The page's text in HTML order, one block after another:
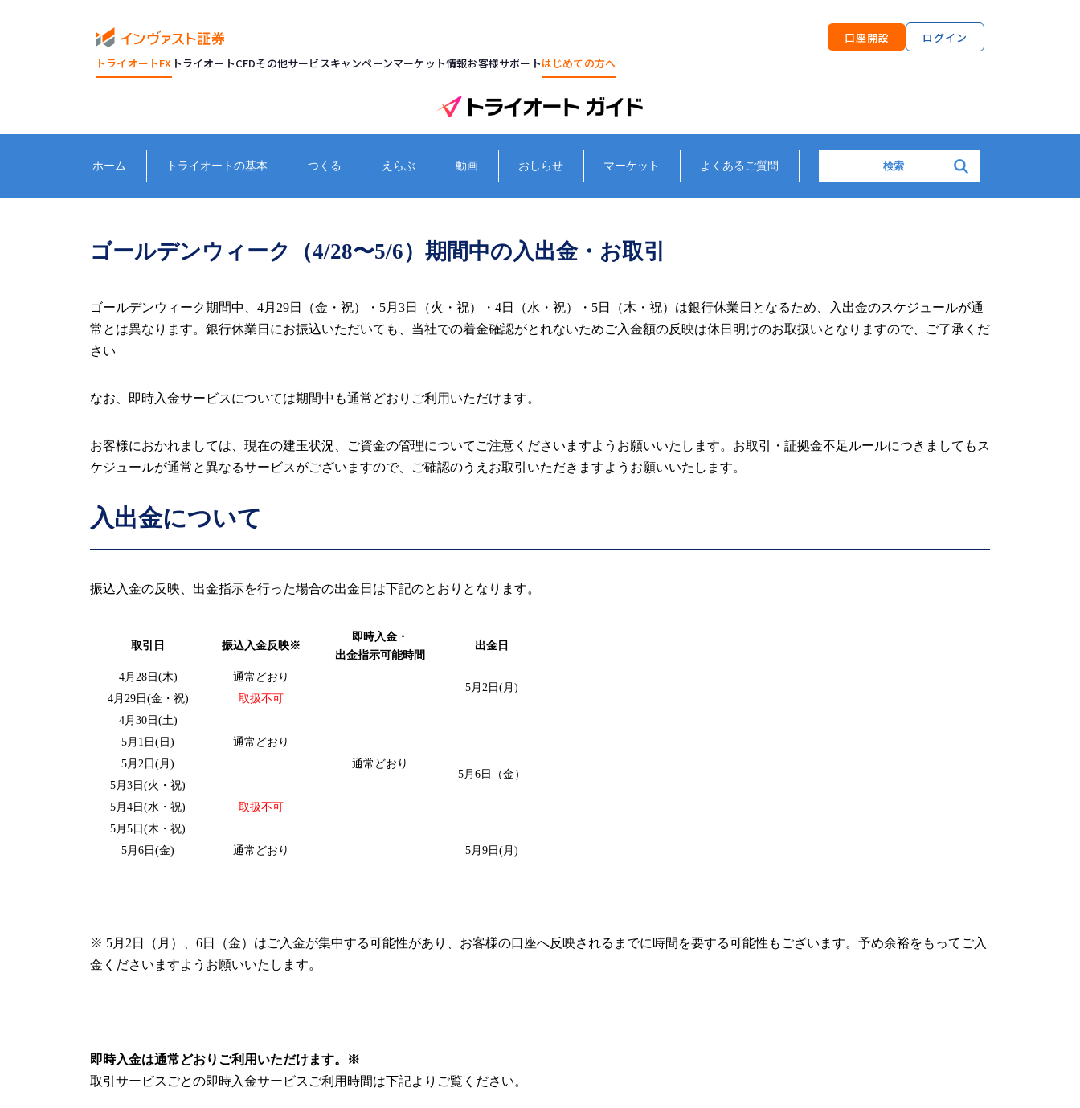
口座開設
ログイン
トライオートFX トライオートCFDその他サービスキャンペーンマーケット情報お客様サポートはじめての方へ
ホーム トライオートの基本 つくる えらぶ 動画 おしらせ マーケット よくあるご質問
ゴールデンウィーク（4/28〜5/6）期間中の入出金・お取引
ゴールデンウィーク期間中、4月29日（金・祝）・5月3日（火・祝）・4日（水・祝）・5日（木・祝）は銀行休業日となるため、入出金のスケジュールが通
常とは異なります。銀行休業日にお振込いただいても、当社での着金確認がとれないためご入金額の反映は休日明けのお取扱いとなりますので、ご了承くだ
さい
なお、即時入金サービスについては期間中も通常どおりご利用いただけます。
お客様におかれましては、現在の建玉状況、ご資金の管理についてご注意くださいますようお願いいたします。お取引・証拠金不足ルールにつきましてもス
ケジュールが通常と異なるサービスがございますので、ご確認のうえお取引いただきますようお願いいたします。
入出金について
振込入金の反映、出金指示を行った場合の出金日は下記のとおりとなります。
取引日 振込入金反映※
即時入金・
出金指示可能時間
出金日
4月28日(木) 通常どおり
通常どおり
5月2日(月)
4月29日(金・祝)
取扱不可
4月30日(土)
通常どおり
5月6日（金）
5月1日(日)
5月2日(月)
5月3日(火・祝)
取扱不可
5月4日(水・祝)
5月5日(木・祝)
5月6日(金)
通常どおり 5月9日(月)
※ 5月2日（月）、6日（金）はご入金が集中する可能性があり、お客様の口座へ反映されるまでに時間を要する可能性もございます。予め余裕をもってご入
金くださいますようお願いいたします。
即時入金は通常どおりご利用いただけます。※
取引サービスごとの即時入金サービスご利用時間は下記よりご覧ください。